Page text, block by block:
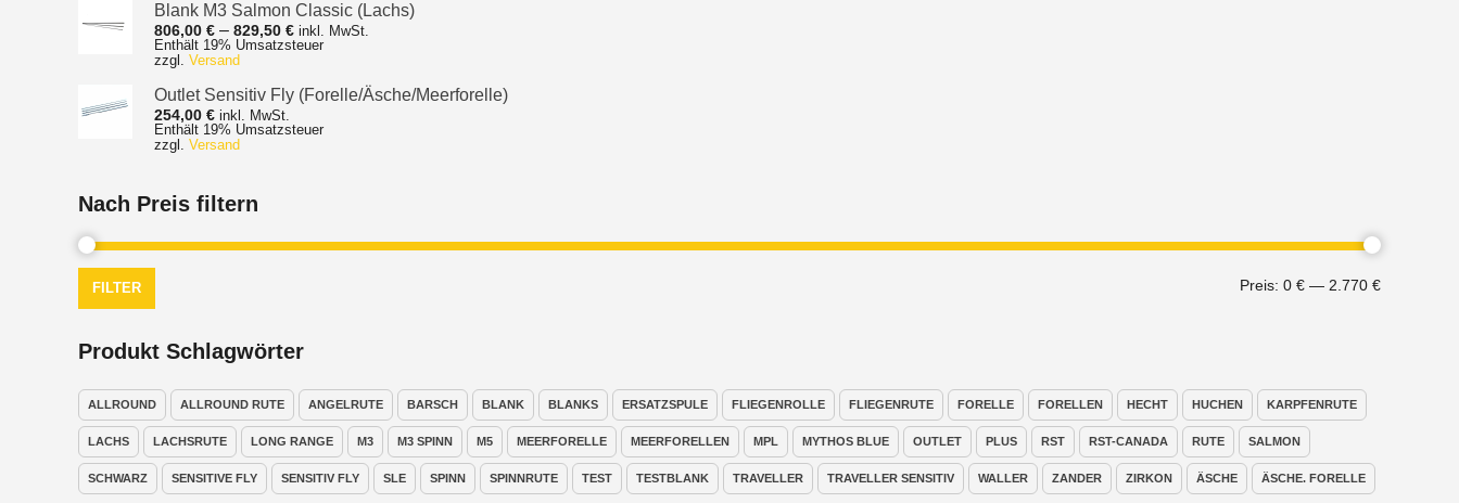
Blank M3 Salmon Classic (Lachs)
806,00 € – 829,50 €Preisspanne:
806,00 €
inkl. MwSt.
Enthält 19% Umsatzsteuer
zzgl. Versand
Outlet Sensitiv Fly (Forelle/Äsche/Meerforelle)
254,00 € inkl. MwSt.
Enthält 19% Umsatzsteuer
zzgl. Versand
Nach Preis filtern
Min.
Max.
FILTER Preis: 0 € — 2.770 €
Produkt Schlagwörter
ALLROUND ALLROUND RUTE ANGELRUTE BARSCH BLANK BLANKS ERSATZSPULE FLIEGENROLLE FLIEGENRUTE FORELLE FORELLEN HECHT HUCHEN KARPFENRUTE
LACHS LACHSRUTE LONG RANGE M3 M3 SPINN M5 MEERFORELLE MEERFORELLEN MPL MYTHOS BLUE OUTLET PLUS RST RST-CANADA RUTE SALMON
SCHWARZ SENSITIVE FLY SENSITIV FLY SLE SPINN SPINNRUTE TEST TESTBLANK TRAVELLER TRAVELLER SENSITIV WALLER ZANDER ZIRKON ÄSCHE ÄSCHE. FORELLE